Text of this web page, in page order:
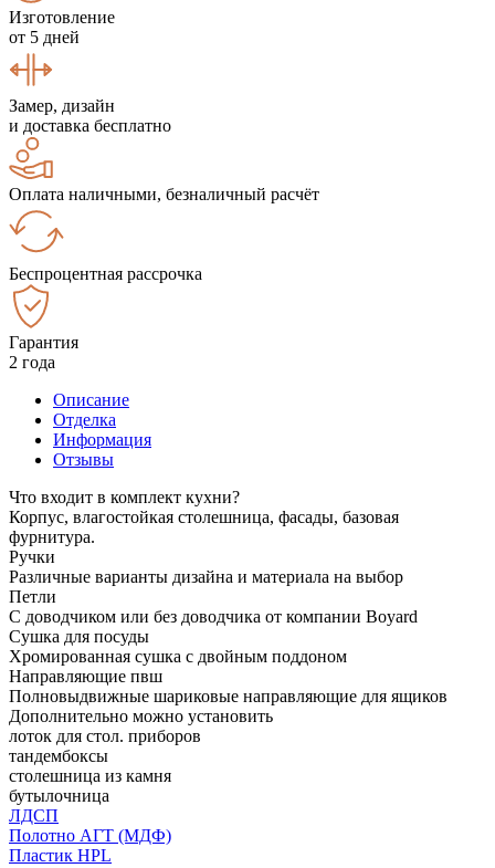
Изготовление
от 5 дней
Замер, дизайн
и доставка бесплатно
Оплата наличными, безналичный расчёт
Беспроцентная рассрочка
Гарантия
2 года
Описание
Отделка
Информация
Отзывы
Что входит в комплект кухни?
Корпус, влагостойкая столешница, фасады, базовая
фурнитура.
Ручки
Различные варианты дизайна и материала на выбор
Петли
С доводчиком или без доводчика от компании Boyard
Сушка для посуды
Хромированная сушка с двойным поддоном
Направляющие пвш
Полновыдвижные шариковые направляющие для ящиков
Дополнительно можно установить
лоток для стол. приборов
тандембоксы
столешница из камня
бутылочница
ЛДСП
Полотно АГТ (МДФ)
Пластик HPL